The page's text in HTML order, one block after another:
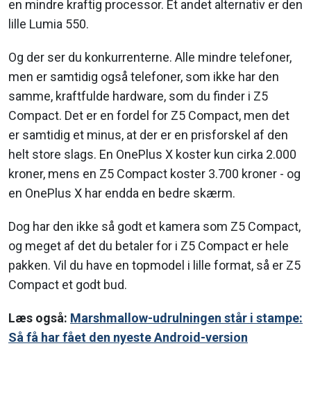
en mindre kraftig processor. Et andet alternativ er den
lille Lumia 550.
Og der ser du konkurrenterne. Alle mindre telefoner,
men er samtidig også telefoner, som ikke har den
samme, kraftfulde hardware, som du finder i Z5
Compact. Det er en fordel for Z5 Compact, men det
er samtidig et minus, at der er en prisforskel af den
helt store slags. En OnePlus X koster kun cirka 2.000
kroner, mens en Z5 Compact koster 3.700 kroner - og
en OnePlus X har endda en bedre skærm.
Dog har den ikke så godt et kamera som Z5 Compact,
og meget af det du betaler for i Z5 Compact er hele
pakken. Vil du have en topmodel i lille format, så er Z5
Compact et godt bud.
Læs også: Marshmallow-udrulningen står i stampe:
Så få har fået den nyeste Android-version